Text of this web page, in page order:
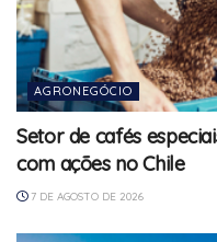
AGRONEGÓCIO
Setor de cafés
com ações no Chile
7 DE AGOSTO DE 2026